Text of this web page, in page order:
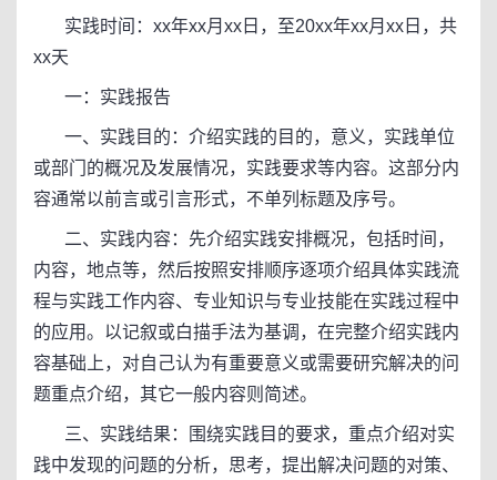
实践时间：xx年xx月xx日，至20xx年xx月xx日，共
xx天
一：实践报告
一、实践目的：介绍实践的目的，意义，实践单位
或部门的概况及发展情况，实践要求等内容。这部分内
容通常以前言或引言形式，不单列标题及序号。
二、实践内容：先介绍实践安排概况，包括时间，
内容，地点等，然后按照安排顺序逐项介绍具体实践流
程与实践工作内容、专业知识与专业技能在实践过程中
的应用。以记叙或白描手法为基调，在完整介绍实践内
容基础上，对自己认为有重要意义或需要研究解决的问
题重点介绍，其它一般内容则简述。
三、实践结果：围绕实践目的要求，重点介绍对实
践中发现的问题的分析，思考，提出解决问题的对策、